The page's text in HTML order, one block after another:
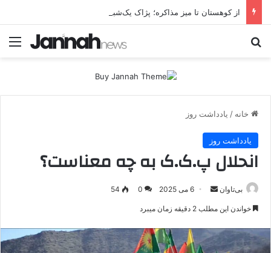
از کوهستان تا میز مذاکره؛ پژاک یک‌شبه «دموکرات» شد!
خانه / یادداشت روز
یادداشت روز
انحلال پ.ک.ک به چه معناست؟
بی‌تاوان
ر
ا
ل
6 می 2025 0
54
خواندن این مطلب 2 دقیقه زمان میبرد